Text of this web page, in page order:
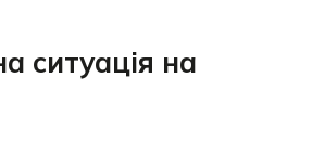
ситуація на